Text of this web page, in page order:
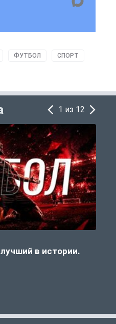
ФУТБОЛ СПОРТ
1 из 12
в истории.